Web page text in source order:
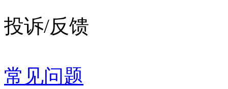
投诉/反馈
常见问题